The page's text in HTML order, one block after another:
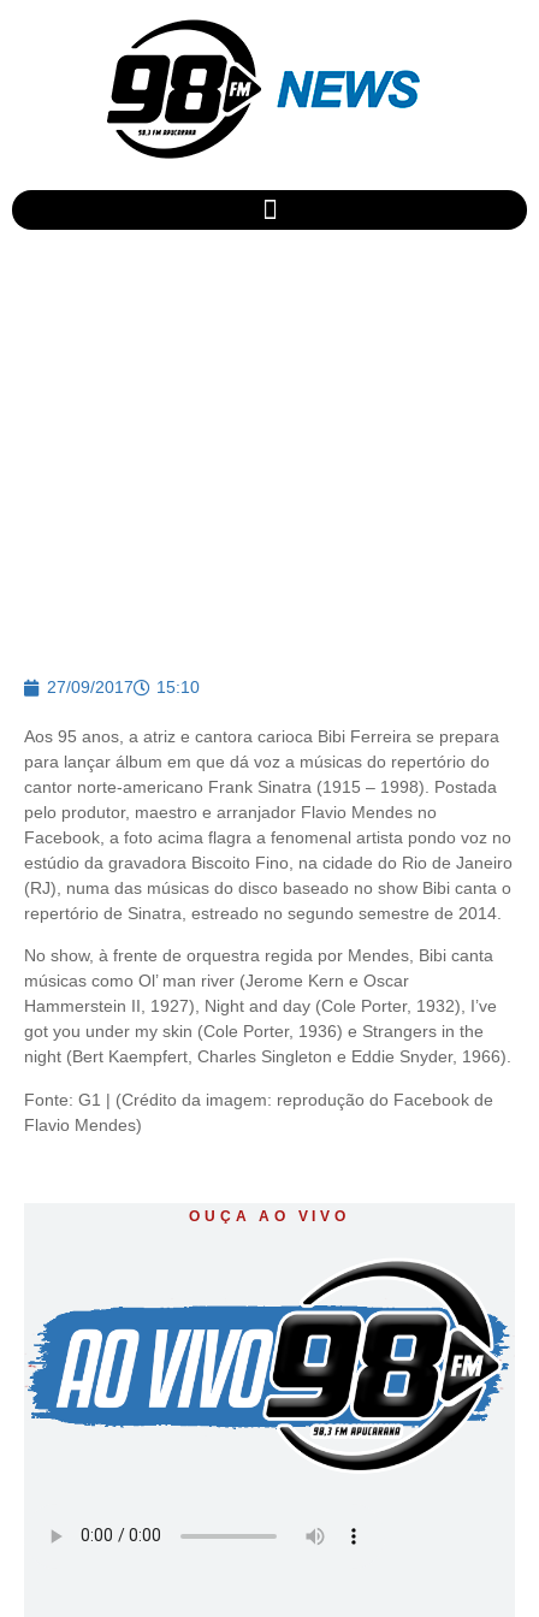
27/09/2017 15:10
Aos 95 anos, a atriz e cantora carioca Bibi Ferreira se prepara
para lançar álbum em que dá voz a músicas do repertório do
cantor norte-americano Frank Sinatra (1915 – 1998). Postada
pelo produtor, maestro e arranjador Flavio Mendes no
Facebook, a foto acima flagra a fenomenal artista pondo voz no
estúdio da gravadora Biscoito Fino, na cidade do Rio de Janeiro
(RJ), numa das músicas do disco baseado no show Bibi canta o
repertório de Sinatra, estreado no segundo semestre de 2014.
No show, à frente de orquestra regida por Mendes, Bibi canta
músicas como Ol’ man river (Jerome Kern e Oscar
Hammerstein II, 1927), Night and day (Cole Porter, 1932), I’ve
got you under my skin (Cole Porter, 1936) e Strangers in the
night (Bert Kaempfert, Charles Singleton e Eddie Snyder, 1966).
Fonte: G1 | (Crédito da imagem: reprodução do Facebook de
Flavio Mendes)
OUÇA AO VIVO